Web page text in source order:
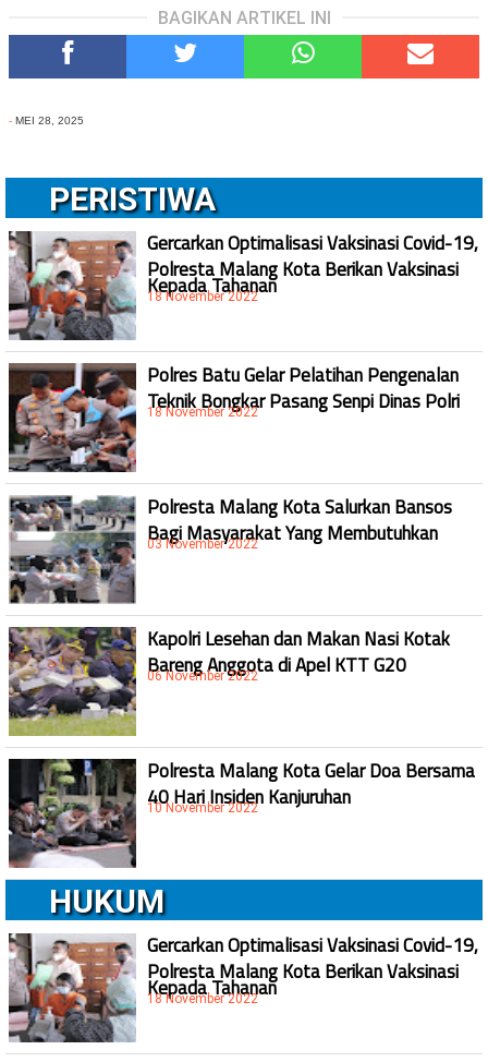
BAGIKAN ARTIKEL INI
- MEI 28, 2025
PERISTIWA
Gercarkan Optimalisasi Vaksinasi Covid-19,
Polresta Malang Kota Berikan Vaksinasi
Kepada Tahanan
18 November 2022
Polres Batu Gelar Pelatihan Pengenalan
Teknik Bongkar Pasang Senpi Dinas Polri
18 November 2022
Polresta Malang Kota Salurkan Bansos
Bagi Masyarakat Yang Membutuhkan
03 November 2022
Kapolri Lesehan dan Makan Nasi Kotak
Bareng Anggota di Apel KTT G20
06 November 2022
Polresta Malang Kota Gelar Doa Bersama
40 Hari Insiden Kanjuruhan
10 November 2022
HUKUM
Gercarkan Optimalisasi Vaksinasi Covid-19,
Polresta Malang Kota Berikan Vaksinasi
Kepada Tahanan
18 November 2022